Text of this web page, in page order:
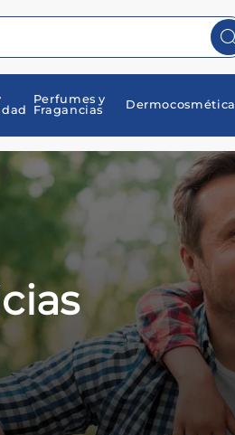
Perfumes y
Fragancias
Dermocosmética